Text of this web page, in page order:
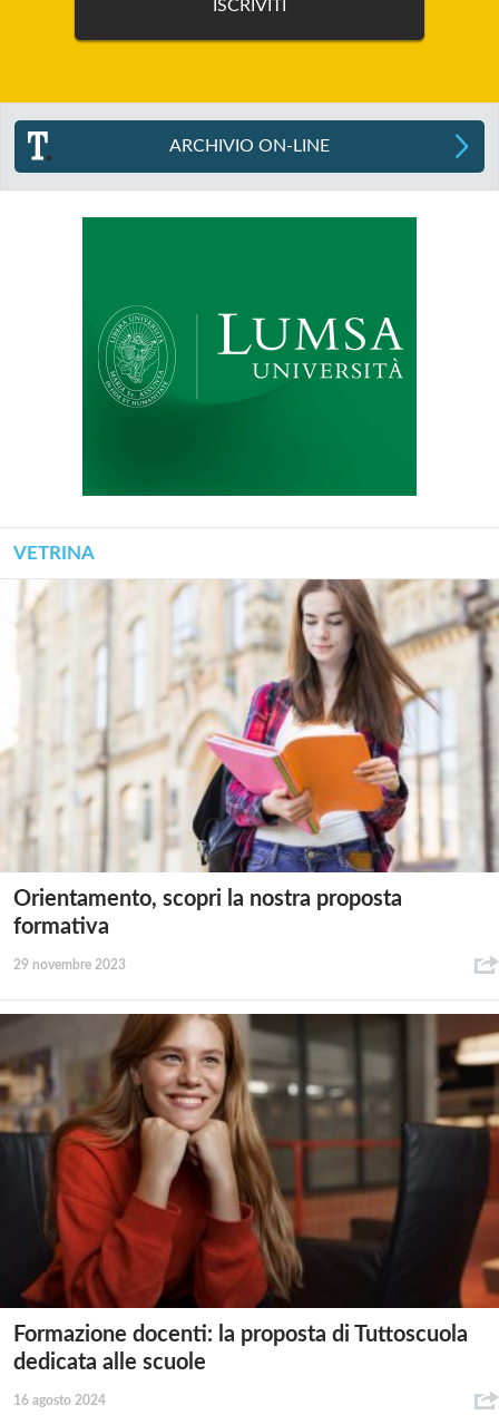
ARCHIVIO ON-LINE
VETRINA
Orientamento, scopri la nostra proposta
formativa
29 novembre 2023
Formazione docenti: la proposta di Tuttoscuola
dedicata alle scuole
16 agosto 2024